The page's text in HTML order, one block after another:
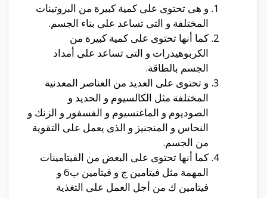
و هى تحتوى على كمية كبيرة من البروتينات
المختلفة و التى تساعد على بناء الجسم.
كما أنها تحتوى على كمية كبيرة من
الكربوهيدرات و التى تساعد على أمداد
الجسم بالطاقة.
و تحتوى على العديد من العناصر المعدنية
المختلفة مثل الكالسيوم و الحديد و
الصوديوم و الماغنسيوم و الفسفور و الزنك و
النحاس و المنجنيز و الذى يعمل على التقوية
من الجسم.
كما أنها تحتوى على البعض من الفيتامينات
المهمة مثل فيتامين ج و فيتامين ب6 و
فيتامين ك من أجل العمل على التغذية